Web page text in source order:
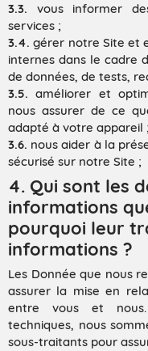
3.3. vous informer
services ;
3.4. gérer notre Site et
internes dans le cadre
de données, de tests,
3.5. améliorer et
nous assurer de ce
adapté à votre appareil ;
3.6. nous aider à la
sécurisé sur notre Site ;
4. Qui sont les
informations
pourquoi leur
informations ?
Les Donnée que nous
assurer la mise en
entre vous et
techniques, nous
sous-traitants pour